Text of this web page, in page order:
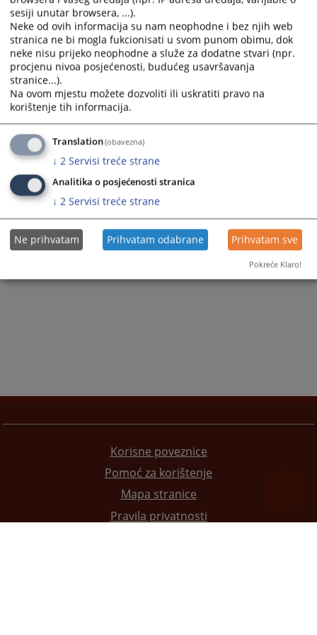
Korisne poveznice
Pomoć za korištenje
Mapa stranice
Pravila privatnosti
sesiji unutar browsera, ...).
Neke od ovih informacija su nam neophodne i bez njih web
stranica ne bi mogla fukcionisati u svom punom obimu, dok
neke nisu prijeko neophodne a služe za dodatne stvari (npr.
procjenu nivoa posjećenosti, budućeg usavršavanja
stranice...).
Na ovom mjestu možete dozvoliti ili uskratiti pravo na
korištenje tih informacija.
Translation(obavezna)
↓ 2 Servisi treće strane
Analitika o posjećenosti stranica
↓ 2 Servisi treće strane
Ne prihvatam Prihvatam odabrane Prihvatam sve
Pokreće Klaro!